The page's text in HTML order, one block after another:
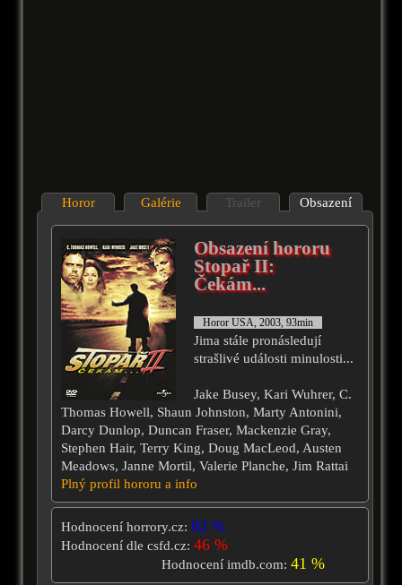
Horor Galérie Trailer Obsazení
Obsazení hororu
Stopař II:
Čekám...
Horor USA, 2003, 93min
Jima stále pronásledují
strašlivé události minulosti...
Jake Busey, Kari Wuhrer, C.
Thomas Howell, Shaun Johnston, Marty Antonini,
Darcy Dunlop, Duncan Fraser, Mackenzie Gray,
Stephen Hair, Terry King, Doug MacLeod, Austen
Meadows, Janne Mortil, Valerie Planche, Jim Rattai
Plný profil hororu a info
Hodnocení horrory.cz: 82 %
Hodnocení dle csfd.cz: 46 %
Hodnocení imdb.com:41 %